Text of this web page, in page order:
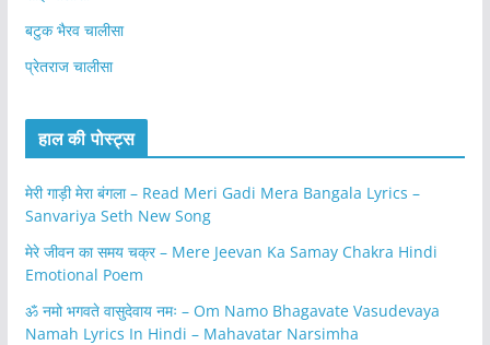
बटुक भैरव चालीसा
प्रेतराज चालीसा
हाल की पोस्ट्स
मेरी गाड़ी मेरा बंगला – Read Meri Gadi Mera Bangala Lyrics –
Sanvariya Seth New Song
मेरे जीवन का समय चक्र – Mere Jeevan Ka Samay Chakra Hindi
Emotional Poem
ॐ नमो भगवते वासुदेवाय नमः – Om Namo Bhagavate Vasudevaya
Namah Lyrics In Hindi – Mahavatar Narsimha